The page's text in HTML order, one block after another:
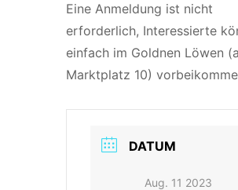
Eine Anmeldung ist nicht
erforderlich, Interessierte
einfach im Goldnen Löwen
Marktplatz 10)
DATUM
Aug. 11 2023